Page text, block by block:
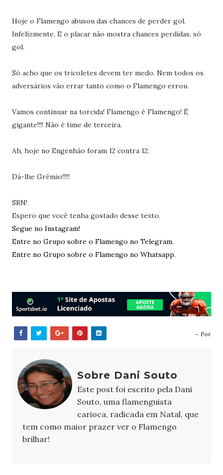
Hoje o Flamengo abusou das chances de perder gol.
Infelizmente. E o placar não mostra chances perdidas, só
gol.
Só acho que os tricoletes devem ter medo. Nem todos os
adversários vão errar tanto como o Flamengo errou.
Vamos continuar na torcida! Flamengo é Flamengo! É
gigante!!!! Não é time de terceira.
Ah, hoje no Engenhão foram 12 contra 12.
Dá-lhe Grêmio!!!!!
SRN!
Espero que você tenha gostado desse texto.
Segue no Instagram!
Entre no Grupo sobre o Flamengo no Telegram.
Entre no Grupo sobre o Flamengo no Whatsapp.
- Por
Sobre Dani Souto
Este post foi escrito pela Dani
Souto, uma flamenguista
carioca, radicada em Natal, que
tem como maior prazer ver o Flamengo
brilhar!